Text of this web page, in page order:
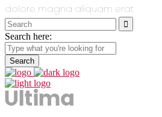
dolore magna aliquam erat
Search
for:
Search here: